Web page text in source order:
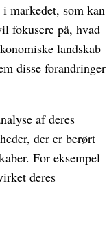
markedet, som kan
fokusere på, hvad
landskab
disse forandringer
af deres
der er berørt
For eksempel
deres